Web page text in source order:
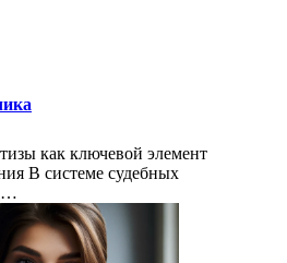
как ключевой элемент
В системе судебных